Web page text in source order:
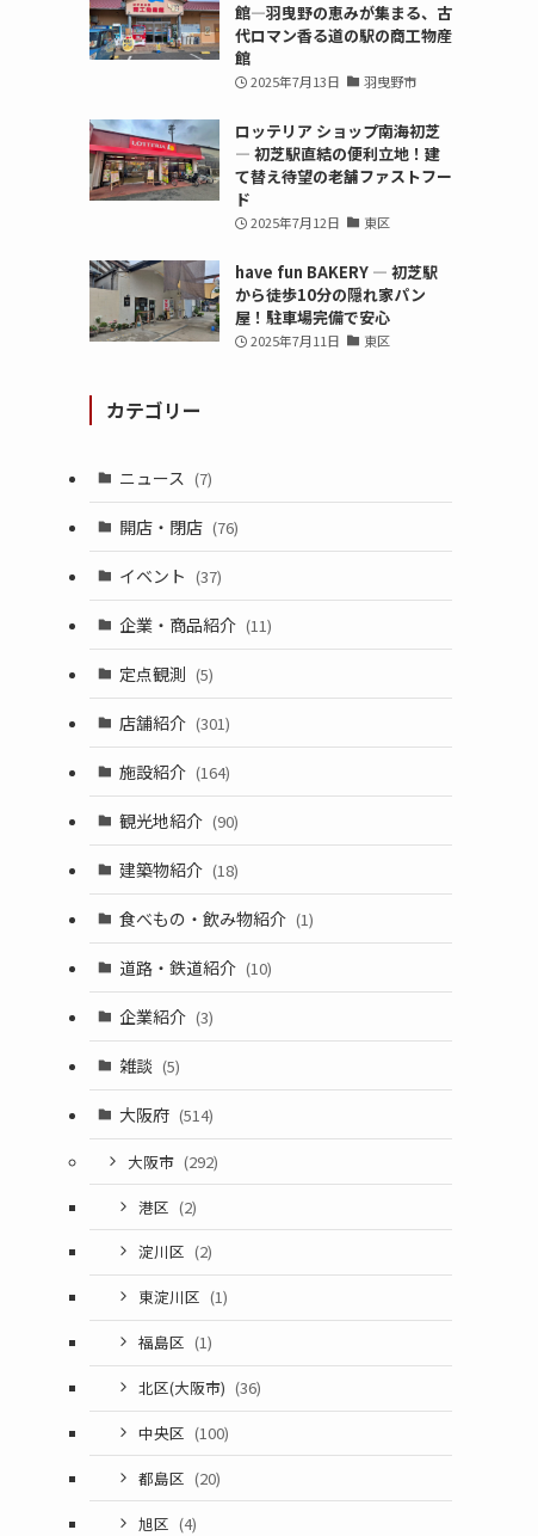
館—羽曳野の恵みが集まる、古
代ロマン香る道の駅の商工物産
館
2025年7月13日 羽曳野市
ロッテリア ショップ南海初芝
— 初芝駅直結の便利立地！建
て替え待望の老舗ファストフー
ド
2025年7月12日 東区
have fun BAKERY — 初芝駅
から徒歩10分の隠れ家パン
屋！駐車場完備で安心
2025年7月11日 東区
カテゴリー
ニュース (7)
開店・閉店 (76)
イベント (37)
企業・商品紹介 (11)
定点観測 (5)
店舗紹介 (301)
施設紹介 (164)
観光地紹介 (90)
建築物紹介 (18)
食べもの・飲み物紹介 (1)
道路・鉄道紹介 (10)
企業紹介 (3)
雑談 (5)
大阪府 (514)
大阪市 (292)
港区 (2)
淀川区 (2)
東淀川区 (1)
福島区 (1)
北区(大阪市) (36)
中央区 (100)
都島区 (20)
旭区 (4)